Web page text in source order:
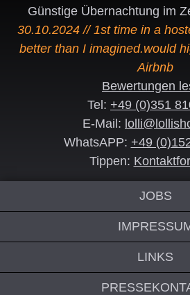
Günstige Übernachtung im
30.10.2024 // 1st time in a
better than I imagined.would
Airbnb
Bewertungen
Tel: +49 (0)351
E-Mail:
WhatsAPP: +49
Tippen:
JOBS
LINKS